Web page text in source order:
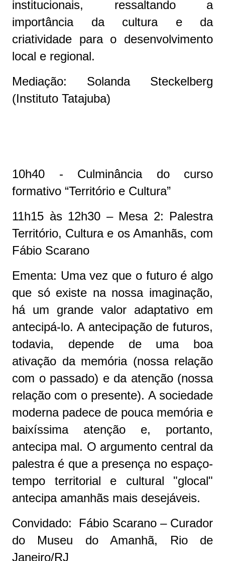
institucionais, ressaltando a
importância da cultura e da
criatividade para o desenvolvimento
local e regional.
Mediação: Solanda Steckelberg
(Instituto Tatajuba)
10h40 - Culminância do curso
formativo “Território e Cultura”
11h15 às 12h30 – Mesa 2: Palestra
Território, Cultura e os Amanhãs, com
Fábio Scarano
Ementa: Uma vez que o futuro é algo
que só existe na nossa imaginação,
há um grande valor adaptativo em
antecipá-lo. A antecipação de futuros,
todavia, depende de uma boa
ativação da memória (nossa relação
com o passado) e da atenção (nossa
relação com o presente). A sociedade
moderna padece de pouca memória e
baixíssima atenção e, portanto,
antecipa mal. O argumento central da
palestra é que a presença no espaço-
tempo territorial e cultural "glocal"
antecipa amanhãs mais desejáveis.
Convidado: Fábio Scarano – Curador
do Museu do Amanhã, Rio de
Janeiro/RJ